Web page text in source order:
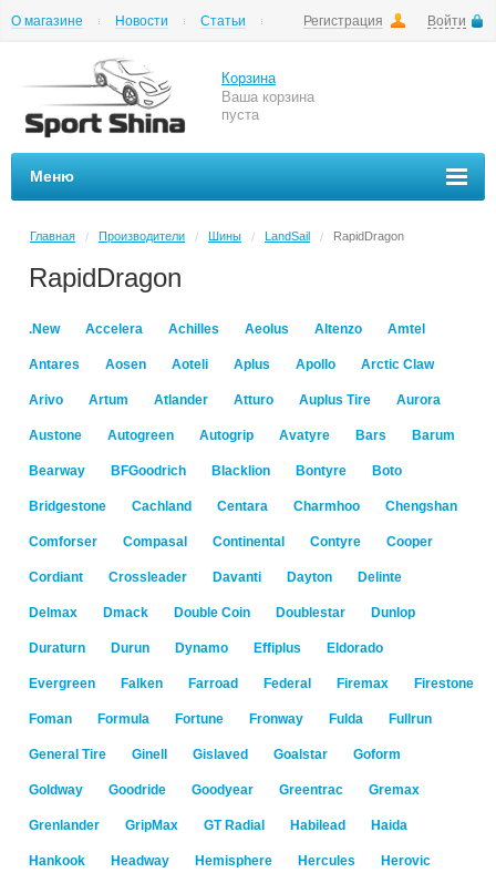
Регистрация Войти
О магазине Новости
Статьи
Корзина
Ваша корзина
пуста
Меню
Главная / Производители / Шины / LandSail / RapidDragon
RapidDragon
.New Accelera Achilles Aeolus Altenzo Amtel
Antares Aosen Aoteli Aplus Apollo Arctic Claw
Arivo Artum Atlander Atturo Auplus Tire Aurora
Austone Autogreen Autogrip Avatyre Bars Barum
Bearway BFGoodrich Blacklion Bontyre Boto
Bridgestone Cachland Centara Charmhoo Chengshan
Comforser Compasal Continental Contyre Cooper
Cordiant Crossleader Davanti Dayton Delinte
Delmax Dmack Double Coin Doublestar Dunlop
Duraturn Durun Dynamo Effiplus Eldorado
Evergreen Falken Farroad Federal Firemax Firestone
Foman Formula Fortune Fronway Fulda Fullrun
General Tire Ginell Gislaved Goalstar Goform
Goldway Goodride Goodyear Greentrac Gremax
Grenlander GripMax GT Radial Habilead Haida
Hankook Headway Hemisphere Hercules Herovic